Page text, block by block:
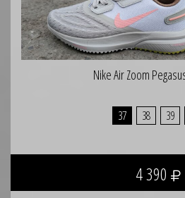
Nike Air Zoom
37 38 39
4 390